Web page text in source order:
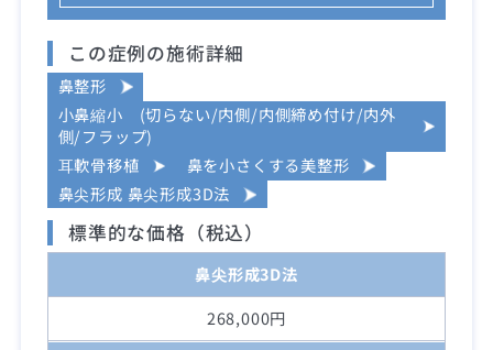
この症例の施術詳細
鼻整形
小鼻縮小 (切らない/内側/内側締め付け/内外
側/フラップ)
耳軟骨移植
鼻を小さくする美整形
鼻尖形成 鼻尖形成3D法
標準的な価格（税込）
鼻尖形成3D法
268,000円